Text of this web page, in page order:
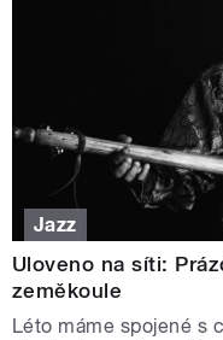
Jazz
Uloveno na síti:
zeměkoule
Léto máme spojené s